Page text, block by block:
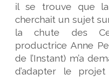
il se trouve que la
cherchait un sujet
la chute des
productrice Anne
de l’Instant) m’a
d’adapter le projet